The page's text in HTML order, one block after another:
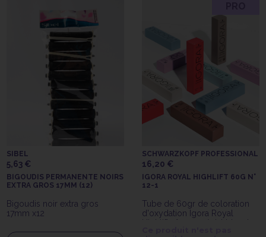
SIBEL
5,63 €
BIGOUDIS PERMANENTE NOIRS
EXTRA GROS 17MM (12)
Bigoudis noir extra gros
17mm x12
SCHWARZKOPF PROFESSIONAL
16,20 €
IGORA ROYAL HIGHLIFT 60G N°
12-1
Tube de 60gr de coloration
d'oxydation Igora Royal
Highlift n°12-1 spécial blonde